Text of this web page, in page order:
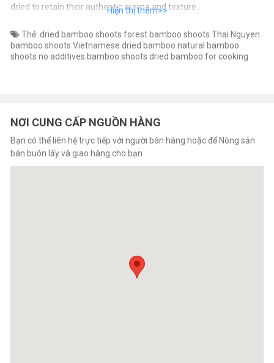
dried to retain their authentic aroma and texture.
100% dried bamboo shoots
✅Usage:
✅Highlights:
Fragrant, rich-tasting bamboo shoots
No preservatives or additives
Thẻ: dried bamboo shoots forest bamboo shoots Thai Nguyen
bamboo shoots Vietnamese dried bamboo natural bamboo
shoots no additives bamboo shoots dried bamboo for cooking
NƠI CUNG CẤP NGUỒN HÀNG
Bạn có thể liên hệ trực tiếp với người bán hàng hoặc để Nông sản
bán buôn lấy và giao hàng cho bạn